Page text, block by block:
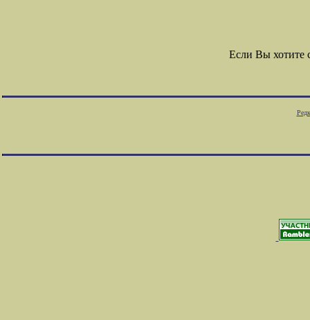
Если Вы хотите